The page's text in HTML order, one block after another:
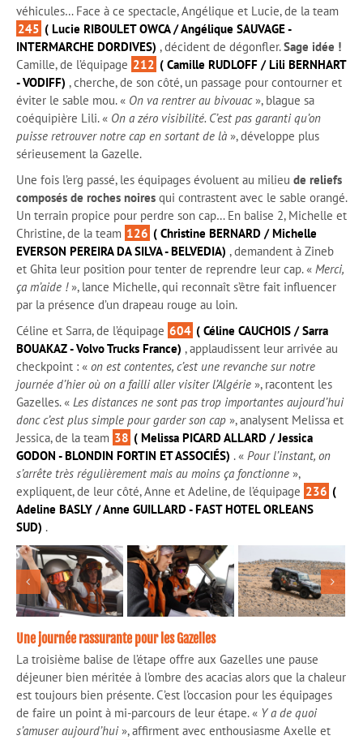
véhicules… Face à ce spectacle, Angélique et Lucie, de la team
245 ( Lucie RIBOULET OWCA / Angélique SAUVAGE -
INTERMARCHE DORDIVES) , décident de dégonfler.Sage idée !
Camille, de l’équipage 212 ( Camille RUDLOFF / Lili BERNHART
- VODIFF) , cherche, de son côté, un passage pour contourner et
éviter le sable mou. « On va rentrer au bivouac», blague sa
coéquipière Lili. « On a zéro visibilité. C’est pas garanti qu’on
puisse retrouver notre cap en sortant de là», développe plus
sérieusement la Gazelle.
Une fois l’erg passé, les équipages évoluent au milieu de reliefs
composés de roches noiresqui contrastent avec le sable orangé.
Un terrain propice pour perdre son cap… En balise 2, Michelle et
Christine, de la team 126 ( Christine BERNARD / Michelle
EVERSON PEREIRA DA SILVA - BELVEDIA) , demandent à Zineb
et Ghita leur position pour tenter de reprendre leur cap. « Merci,
ça m’aide !», lance Michelle, qui reconnaît s’être fait influencer
par la présence d’un drapeau rouge au loin.
Céline et Sarra, de l’équipage 604 ( Céline CAUCHOIS / Sarra
BOUAKAZ - Volvo Trucks France) , applaudissent leur arrivée au
checkpoint : « on est contentes, c’est une revanche sur notre
journée d’hier où on a failli aller visiter l’Algérie», racontent les
Gazelles. « Les distances ne sont pas trop importantes aujourd’hui
donc c’est plus simple pour garder son cap», analysent Melissa et
Jessica, de la team 38 ( Melissa PICARD ALLARD / Jessica
GODON - BLONDIN FORTIN ET ASSOCIÉS) . « Pour l’instant, on
s’arrête très régulièrement mais au moins ça fonctionne»,
expliquent, de leur côté, Anne et Adeline, de l’équipage 236 (
Adeline BASLY / Anne GUILLARD - FAST HOTEL ORLEANS
SUD) .
Une journée rassurante pour les Gazelles
La troisième balise de l’étape offre aux Gazelles une pause
déjeuner bien méritée à l’ombre des acacias alors que la chaleur
est toujours bien présente. C’est l’occasion pour les équipages
de faire un point à mi-parcours de leur étape. « Y a de quoi
s’amuser aujourd’hui», affirment avec enthousiasme Axelle et